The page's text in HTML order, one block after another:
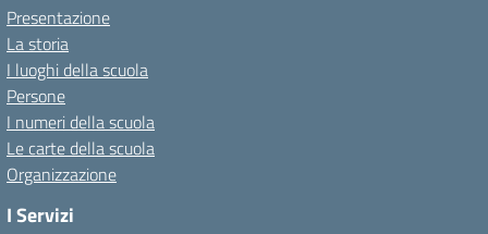
Presentazione
La storia
I luoghi della scuola
Persone
I numeri della scuola
Le carte della scuola
Organizzazione
I Servizi